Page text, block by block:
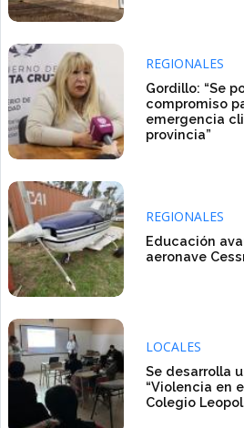
REGIONALES
Gordillo: “Se
compromiso
emergencia
provincia”
REGIONALES
Educación
aeronave
LOCALES
Se desarrolla
“Violencia en
Colegio